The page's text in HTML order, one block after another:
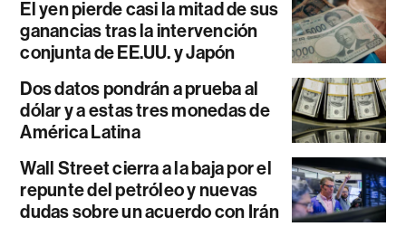
El yen pierde casi la mitad de sus
ganancias tras la intervención
conjunta de EE.UU. y Japón
Dos datos pondrán a prueba al
dólar y a estas tres monedas de
América Latina
Wall Street cierra a la baja por el
repunte del petróleo y nuevas
dudas sobre un acuerdo con Irán